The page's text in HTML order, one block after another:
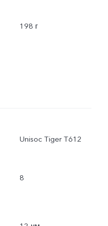
198 г
Unisoc Tiger T612
8